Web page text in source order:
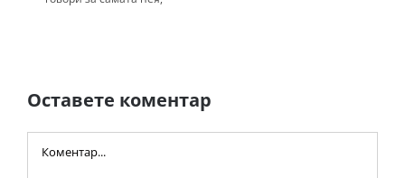
Оставете коментар
Comment